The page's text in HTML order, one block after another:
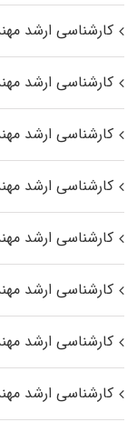
کارشناسی ارشد
کارشناسی ارشد
کارشناسی ارشد
کارشناسی ارشد
کارشناسی ارشد
کارشناسی ارشد
کارشناسی ارشد
کارشناسی ارشد